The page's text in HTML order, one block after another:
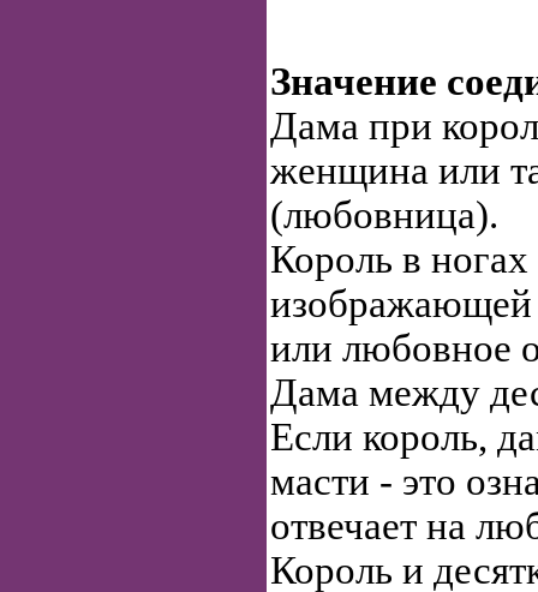
Значение
Дама при
женщина или
(любовница).
Король в
изображающей
или любовное
Дама между
Если король,
масти - это
отвечает на
Король и